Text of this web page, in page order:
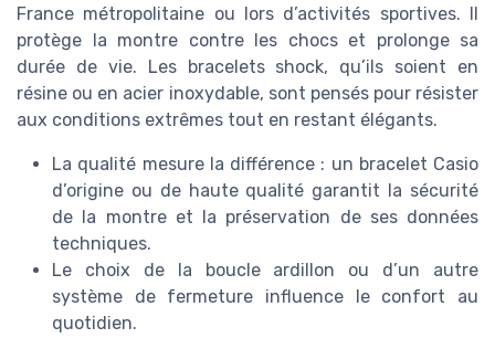
France métropolitaine ou lors d’activités sportives. Il
protège la montre contre les chocs et prolonge sa
durée de vie. Les bracelets shock, qu’ils soient en
résine ou en acier inoxydable, sont pensés pour résister
aux conditions extrêmes tout en restant élégants.
La qualité mesure la différence : un bracelet Casio
d’origine ou de haute qualité garantit la sécurité
de la montre et la préservation de ses données
techniques.
Le choix de la boucle ardillon ou d’un autre
système de fermeture influence le confort au
quotidien.